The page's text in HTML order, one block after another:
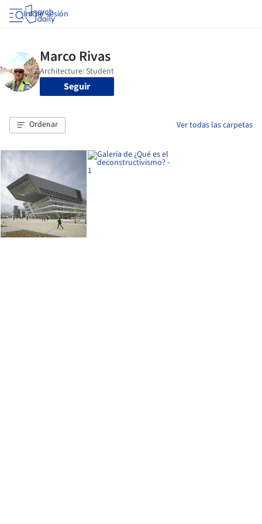
Iniciar sesión
Seguir
Ordenar Ver todas las carpetas